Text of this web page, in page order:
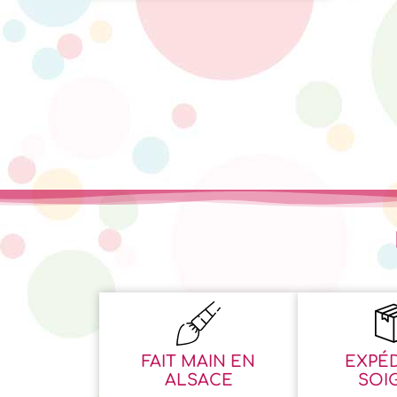
notation
client
FAIT MAIN EN
ALSACE